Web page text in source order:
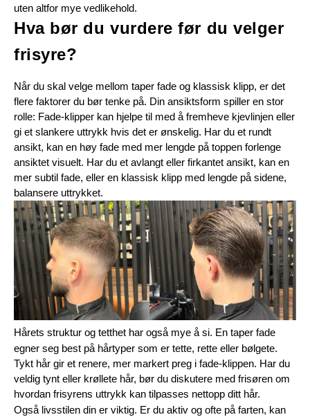
uten altfor mye vedlikehold.
Hva bør du vurdere før du velger
frisyre?
Når du skal velge mellom taper fade og klassisk klipp, er det
flere faktorer du bør tenke på. Din ansiktsform spiller en stor
rolle: Fade-klipper kan hjelpe til med å fremheve kjevlinjen eller
gi et slankere uttrykk hvis det er ønskelig. Har du et rundt
ansikt, kan en høy fade med mer lengde på toppen forlenge
ansiktet visuelt. Har du et avlangt eller firkantet ansikt, kan en
mer subtil fade, eller en klassisk klipp med lengde på sidene,
balansere uttrykket.
Hårets struktur og tetthet har også mye å si. En taper fade
egner seg best på hårtyper som er tette, rette eller bølgete.
Tykt hår gir et renere, mer markert preg i fade-klippen. Har du
veldig tynt eller krøllete hår, bør du diskutere med frisøren om
hvordan frisyrens uttrykk kan tilpasses nettopp ditt hår.
Også livsstilen din er viktig. Er du aktiv og ofte på farten, kan